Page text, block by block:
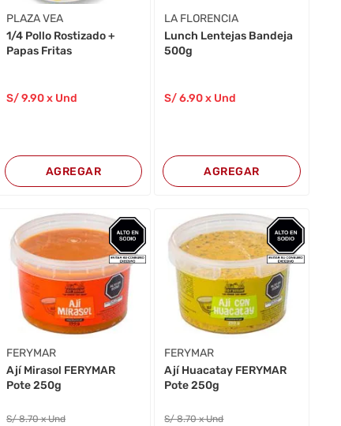
PLAZA VEA
1/4 Pollo Rostizado +
Papas Fritas
S/9.90x Und
AGREGAR
LA FLORENCIA
Lunch Lentejas Bandeja
500g
S/6.90x Und
AGREGAR
FERYMAR
Ají Mirasol FERYMAR
Pote 250g
S/8.70 x Und
FERYMAR
Ají Huacatay FERYMAR
Pote 250g
S/8.70 x Und